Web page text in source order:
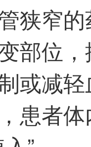
狭窄
部位
或减
患者